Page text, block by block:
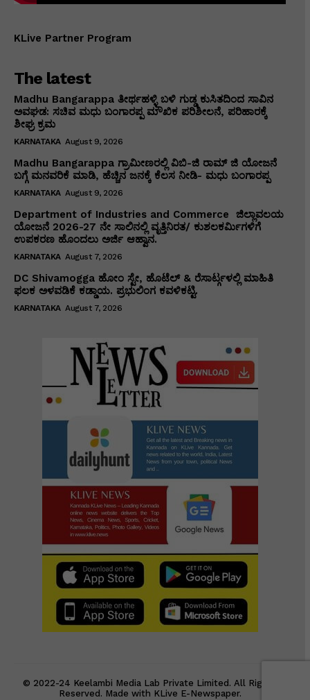
KLive Partner Program
The latest
Madhu Bangarappa ತೀರ್ಥಹಳ್ಳಿ ಬಳಿ ಗುಡ್ಡ ಕುಸಿತದಿಂದ ಸಾವಿನ
ಅವಘಡ: ಸಚಿವ ಮಧು ಬಂಗಾರಪ್ಪ ಮೌಖಿಕ ಪರಿಶೀಲನೆ, ಪರಿಹಾರಕ್ಕೆ
ಶೀಘ್ರ ಕ್ರಮ
KARNATAKA August 9, 2026
Madhu Bangarappa ಗ್ರಾಮೀಣರಲ್ಲಿ ವಿಬಿ-ಜಿ ರಾಮ್ ಜಿ ಯೋಜನೆ
ಬಗ್ಗೆ ಮನವರಿಕೆ ಮಾಡಿ, ಹೆಚ್ಚಿನ ಜನಕ್ಕೆ ಕೆಲಸ ನೀಡಿ- ಮಧು ಬಂಗಾರಪ್ಪ
KARNATAKA August 9, 2026
Department of Industries and Commerce ಜಿಲ್ಲಾವಲಯ
ಯೋಜನೆ 2026-27 ನೇ ಸಾಲಿನಲ್ಲಿ ವೃತ್ತಿನಿರತ/ ಕುಶಲಕರ್ಮಿಗಳಿಗೆ
ಉಪಕರಣ ಹೊಂದಲು ಅರ್ಜಿ ಆಹ್ವಾನ.
KARNATAKA August 7, 2026
DC Shivamogga ಹೋಂ ಸ್ಟೇ, ಹೊಟೆಲ್ & ರೆಸಾರ್ಟ್ಗಳಲ್ಲಿ ಮಾಹಿತಿ
ಫಲಕ ಅಳವಡಿಕೆ ಕಡ್ಡಾಯ. ಪ್ರಭುಲಿಂಗ ಕವಳಿಕಟ್ಟಿ.
KARNATAKA August 7, 2026
© 2022-24 Keelambi Media Lab Private Limited. All Rights
Reserved. Made with KLive E-Newspaper.